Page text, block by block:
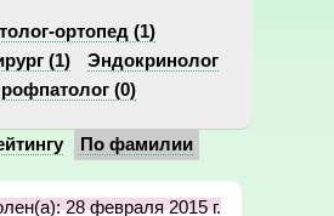
ортопед (1)
(1)
Эндокринолог
(0)
По фамилии
28 февраля 2015 г.